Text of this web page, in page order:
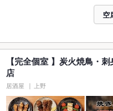
空
【完全個室 】炭火焼鳥・
店
居酒屋 上野